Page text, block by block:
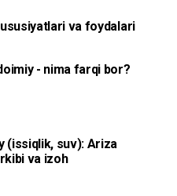
va foydalari
- nima farqi bor?
(issiqlik, suv): Ariza
va izoh